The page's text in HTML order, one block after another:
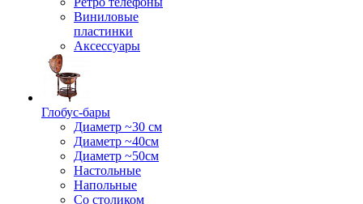
Виниловые
пластинки
Аксессуары
Глобус-бары
Диаметр ~30 см
Диаметр ~40см
Диаметр ~50см
Настольные
Напольные
Со столиком